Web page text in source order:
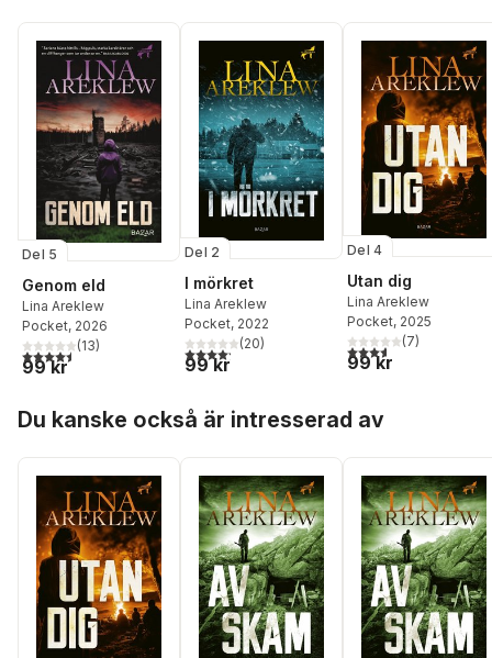
Del 5
Genom eld
Lina Areklew
Pocket, 2026
4,5utav 5 stjärnor. Totalt antal röster:
(13)
99 kr
Del 2
I mörkret
Lina Areklew
Pocket, 2022
4,2utav 5 stjärnor. Totalt antal röster:
(20)
99 kr
Del 4
Utan dig
Lina Areklew
Pocket, 2025
3,6utav 5 stjärnor.
(7)
99 kr
Du kanske också är intresserad av